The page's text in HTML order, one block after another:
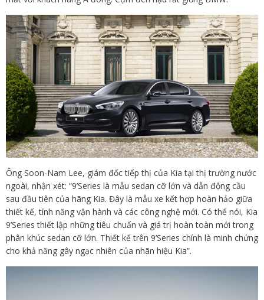
Ông Soon-Nam Lee, giám đốc tiếp thị của Kia tại thị trường nước
ngoài, nhận xét: “9’Series là mẫu sedan cỡ lớn và dẫn động cầu
sau đầu tiên của hãng Kia. Đây là mẫu xe kết hợp hoàn hảo giữa
thiết kế, tính năng vận hành và các công nghệ mới. Có thể nói, Kia
9’Series thiết lập những tiêu chuẩn và giá trị hoàn toàn mới trong
phân khúc sedan cỡ lớn. Thiết kế trên 9’Series chính là minh chứng
cho khả năng gây ngạc nhiên của nhãn hiệu Kia”.